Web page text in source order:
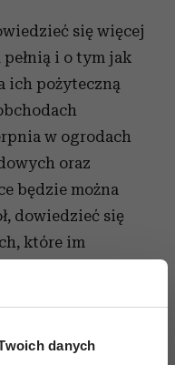
danych
się więcej
i o tym jak
ich pożyteczną
w ogrodach
oraz
będzie można
dowiedzieć się
które im
to podczas